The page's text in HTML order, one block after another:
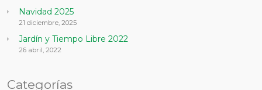
Navidad 2025
21 diciembre, 2025
Jardín y Tiempo Libre 2022
26 abril, 2022
Categorías